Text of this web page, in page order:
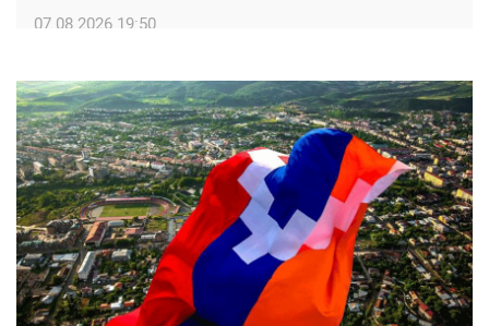
07.08.2026 19:50
Ժամանակակից Բելառուսին պակասում է այն
կառավարման համակարգը, որը կար խորհրդային
ժամանակներում, հայտարարել է Ալեքսանդր
Լուկաշենկոն
07.08.2026 17:16
ՀՀ ԱԱԾ սահմանապահ զորքերի
պատվիրակությունն այցելել է Լիտվայի
Հանրապետություն